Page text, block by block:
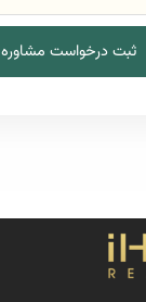
ثبت درخواست مشاوره